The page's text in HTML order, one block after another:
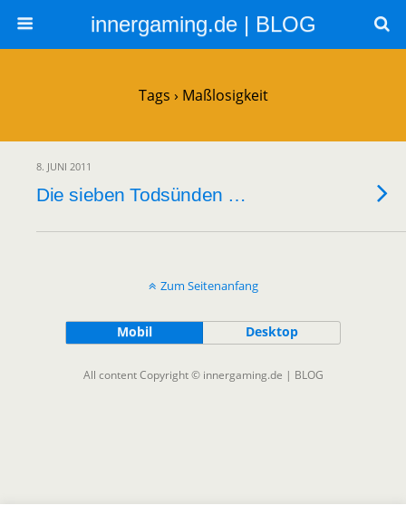
innergaming.de | BLOG
Tags › Maßlosigkeit
8. JUNI 2011
Die sieben Todsünden …
Zum Seitenanfang
Mobil Desktop
All content Copyright © innergaming.de | BLOG